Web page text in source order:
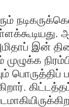
இன்
பொருத்திப்